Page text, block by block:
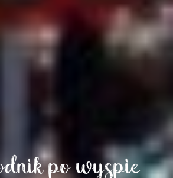
po wyspie